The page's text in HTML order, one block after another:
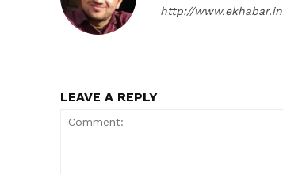
http://www.ekhabar.in
LEAVE A REPLY